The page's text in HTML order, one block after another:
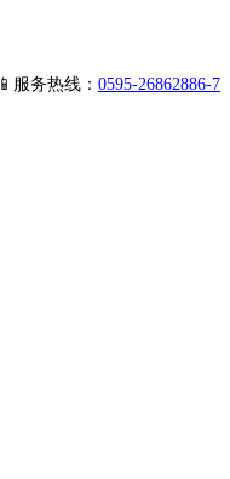
📱服务热线： 0595-26862886-7